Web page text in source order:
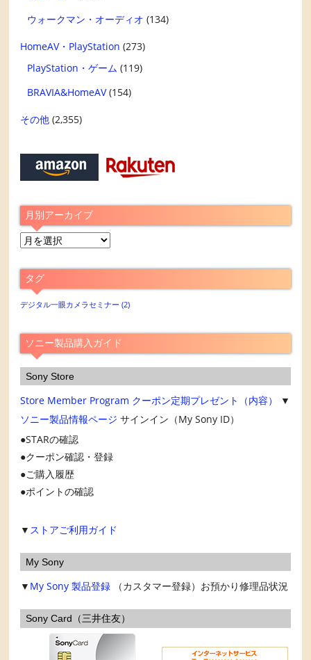
ウォークマン・オーディオ (134)
HomeAV・PlayStation (273)
PlayStation・ゲーム (119)
BRAVIA&HomeAV(154)
その他 (2,355)
月別アーカイブ
月
ア
ー
カ
ブ
タグ
デジタル一眼カメラセミナー (2)
ソニー製品購入ガイド
Sony Store
Store Member Program クーポン定期プレゼント（内容）
▼
ソニー製品情報ページ サインイン（My Sony ID）
STARの確認
クーポン確認・登録
ご購入履歴
ポイントの確認
▼ ストアご利用ガイド
My Sony
▼ My Sony 製品登録 （カスタマー登録）お預かり修理品状況
Sony Card（三井住友）